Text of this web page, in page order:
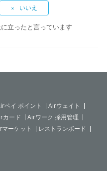
立ったと言っています
ペイ ポイント
Airウェイト
カード
Airワーク 採用管理
ーケット
レストランボード